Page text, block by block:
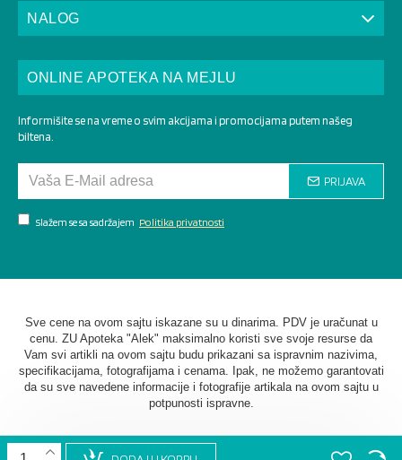
NALOG
ONLINE APOTEKA NA MEJLU
Informišite se na vreme o svim akcijama i promocijama putem našeg
biltena.
PRIJAVA
Slažem se sa sadržajem Politika privatnosti
Sve cene na ovom sajtu iskazane su u dinarima. PDV je uračunat u
cenu. ZU Apoteka "Alek" maksimalno koristi sve svoje resurse da
Vam svi artikli na ovom sajtu budu prikazani sa ispravnim nazivima,
specifikacijama, fotografijama i cenama. Ipak, ne možemo garantovati
da su sve navedene informacije i fotografije artikala na ovom sajtu u
potpunosti ispravne.